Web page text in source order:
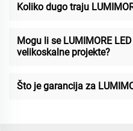
Koliko dugo traju
Mogu li se LUMIMORE
velikoskalne projekte?
Što je garancija za